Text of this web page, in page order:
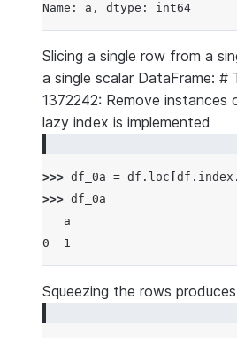
Name: a, dtype: int64
Slicing a single row from a
a single scalar DataFrame: #
1372242: Remove instances
lazy index is implemented
>>> df_0a = df . loc df . index .
>>> df_0a
   a
0  1
Squeezing the rows